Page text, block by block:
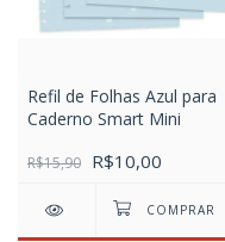
Refil de Folhas Azul para
Caderno Smart Mini
R$15,90 R$10,00